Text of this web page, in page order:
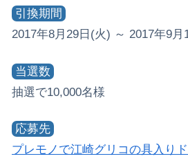
引換期間
2017年8月29日(火) ～ 2017年9月
当選数
抽選で10,000名様
応募先
プレモノで江崎グリコの具入り